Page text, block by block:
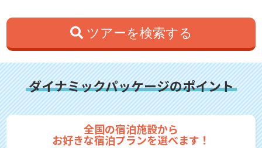
ツアーを検索する
ダイナミックパッケージのポイント
全国の宿泊施設から
お好きな宿泊プランを選べます！